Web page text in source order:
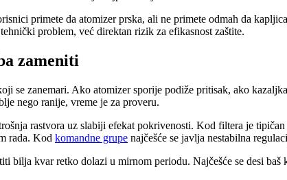
primete da atomizer prska, ali ne primete odmah da
problem, već direktan rizik za efikasnost zaštite.
zameniti
se zanemari. Ako atomizer sporije podiže pritisak, ako
nego ranije, vreme je za proveru.
rastvora uz slabiji efekat pokrivenosti. Kod filtera je
rada. Kod komandne grupe najčešće se javlja nestabilna
bilja kvar retko dolazi u mirnom periodu. Najčešće se desi